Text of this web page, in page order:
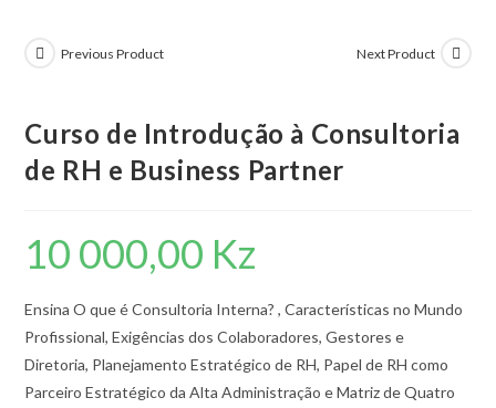
Previous Product Next Product
Curso de Introdução à Consultoria
de RH e Business Partner
10 000,00 Kz
Ensina O que é Consultoria Interna? , Características no Mundo
Profissional, Exigências dos Colaboradores, Gestores e
Diretoria, Planejamento Estratégico de RH, Papel de RH como
Parceiro Estratégico da Alta Administração e Matriz de Quatro